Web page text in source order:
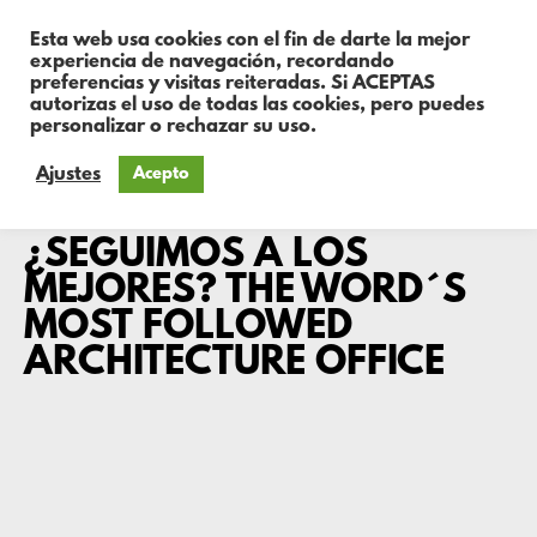
¿SEGUIMOS A LOS
MEJORES? THE WORD´S
MOST FOLLOWED
ARCHITECTURE OFFICE
Esta web usa cookies con el fin de darte la mejor
experiencia de navegación, recordando
preferencias y visitas reiteradas. Si ACEPTAS
autorizas el uso de todas las cookies, pero puedes
personalizar o rechazar su uso.
Ajustes Acepto